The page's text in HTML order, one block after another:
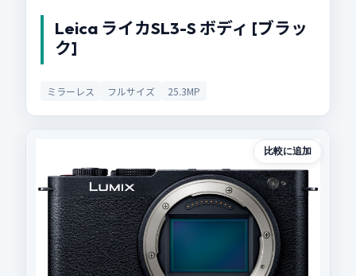
Leica ライカSL3-S ボディ [ブラッ
ク]
ミラーレス フルサイズ 25.3MP
比較に追加